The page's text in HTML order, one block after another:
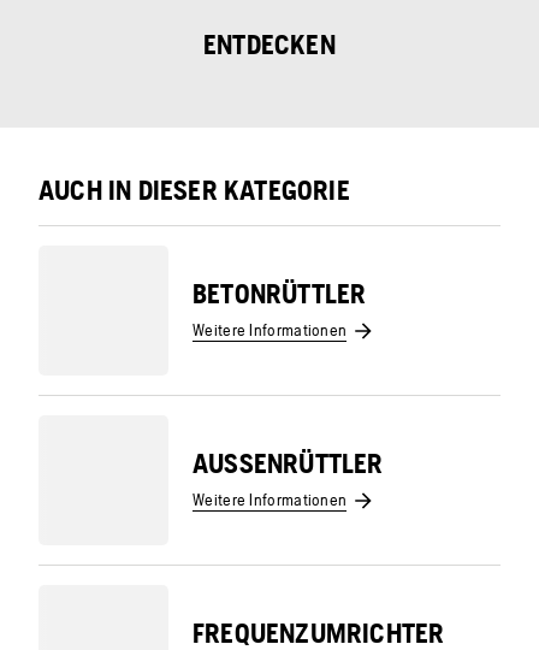
ENTDECKEN
AUCH IN DIESER KATEGORIE
BETONRÜTTLER
Weitere Informationen
AUSSENRÜTTLER
Weitere Informationen
FREQUENZUMRICHTER